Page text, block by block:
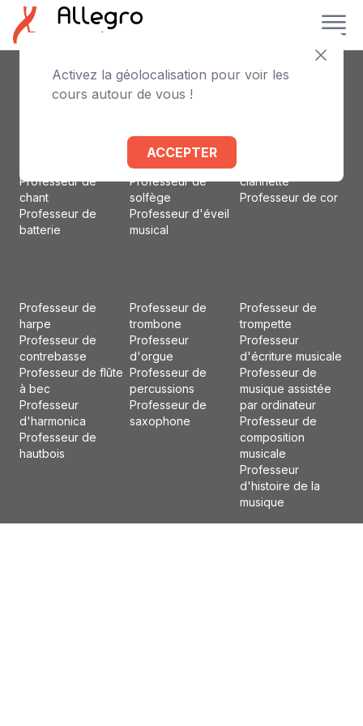
Activez la géolocalisation pour voir les
cours autour de vous !
ACCEPTER
Professeur de
Professeur de
chant
Professeur de
batterie
Professeur de
violoncelle
Professeur de
basse
Professeur de
solfège
Professeur d'éveil
musical
Professeur
clarinette
Professeur de cor
Professeur de
harpe
Professeur de
contrebasse
Professeur de flûte
à bec
Professeur
d'harmonica
Professeur de
hautbois
Professeur de
trombone
Professeur
d'orgue
Professeur de
percussions
Professeur de
saxophone
Professeur de
trompette
Professeur
d'écriture musicale
Professeur de
musique assistée
par ordinateur
Professeur de
composition
musicale
Professeur
d'histoire de la
musique